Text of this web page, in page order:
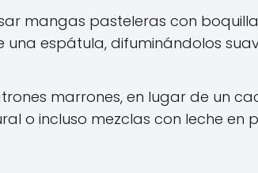
mangas pasteleras con
espátula, difuminándolos
marrones, en lugar de un
o incluso mezclas con leche en